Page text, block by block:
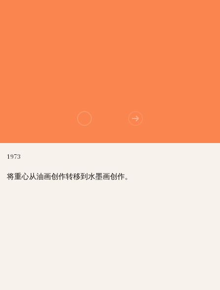
1973
将重心从油画创作转移到水墨画创作。